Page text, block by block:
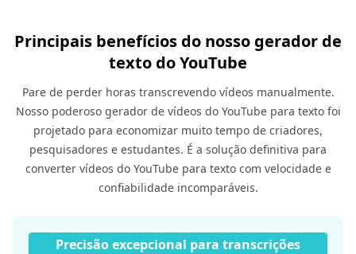
Principais benefícios do nosso gerador de
texto do YouTube
Pare de perder horas transcrevendo vídeos manualmente.
Nosso poderoso gerador de vídeos do YouTube para texto foi
projetado para economizar muito tempo de criadores,
pesquisadores e estudantes. É a solução definitiva para
converter vídeos do YouTube para texto com velocidade e
confiabilidade incomparáveis.
Precisão excepcional para transcrições